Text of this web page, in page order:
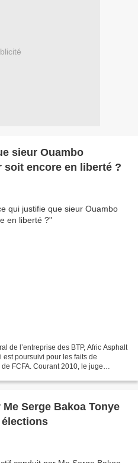
sieur Ouambo
soit encore en liberté ?
de l’entreprise des BTP, Afric Asphalt
poursuivi pour les faits de
FCFA. Courant 2010, le juge
Serge Bakoa Tonye